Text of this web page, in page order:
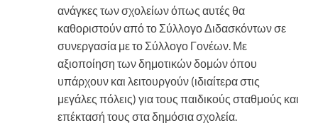
ανάγκες των σχολείων όπως αυτές θα
καθοριστούν από το Σύλλογο Διδασκόντων σε
συνεργασία με το Σύλλογο Γονέων. Με
αξιοποίηση των δημοτικών δομών όπου
υπάρχουν και λειτουργούν (ιδιαίτερα στις
μεγάλες πόλεις) για τους παιδικούς σταθμούς και
επέκτασή τους στα δημόσια σχολεία.